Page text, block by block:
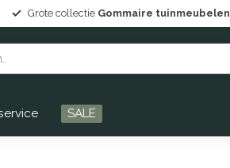
Grote collectie Gommaire tuinmeubelen
SALE